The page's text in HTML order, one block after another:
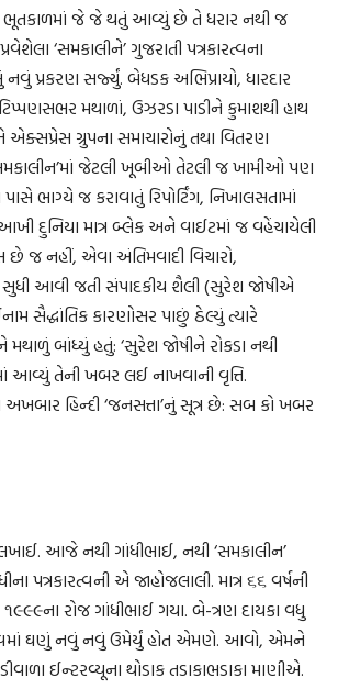
ભૂતકાળમાં જે જે થતું આવ્યું છે તે ધરાર નથી જ
‘સમકાલીને’ ગુજરાતી પત્રકારત્વના
પ્રકરણ સર્જ્યું. બેધડક અભિપ્રાયો, ધારદાર
મથાળાં, ઉઝરડા પાડીને કુમાશથી હાથ
એક્સપ્રેસ ગ્રુપના સમાચારોનું તથા વિતરણ
જેટલી ખૂબીઓ તેટલી જ ખામીઓ પણ
પાસે ભાગ્યે જ કરાવાતું રિપોર્ટિંગ, નિખાલસતામાં
દુનિયા માત્ર બ્લેક અને વાઈટમાં જ વહેંચાયેલી
જ નહીં, એવા અંતિમવાદી વિચારો,
સુધી આવી જતી સંપાદકીય શૈલી (સુરેશ જોષીએ
સૈદ્ધાંતિક કારણોસર પાછું ઠેલ્યું ત્યારે
મથાળું બાંધ્યું હતું: ‘સુરેશ જોષીને રોકડા નથી
આવ્યું તેની ખબર લઈ નાખવાની વૃત્તિ.
અખબાર હિન્દી ‘જનસત્તા’નું સૂત્ર છે: સબ કો ખબર
આજે નથી ગાંધીભાઈ, નથી ‘સમકાલીન’
પત્રકારત્વની એ જાહોજલાલી. માત્ર ૬૬ વર્ષની
રોજ ગાંધીભાઈ ગયા. બે-ત્રણ દાયકા વધુ
ઘણું નવું નવું ઉમેર્યું હોત એમણે. આવો, એમને
ઈન્ટરવ્યૂના થોડાક તડાકાભડાકા માણીએ.